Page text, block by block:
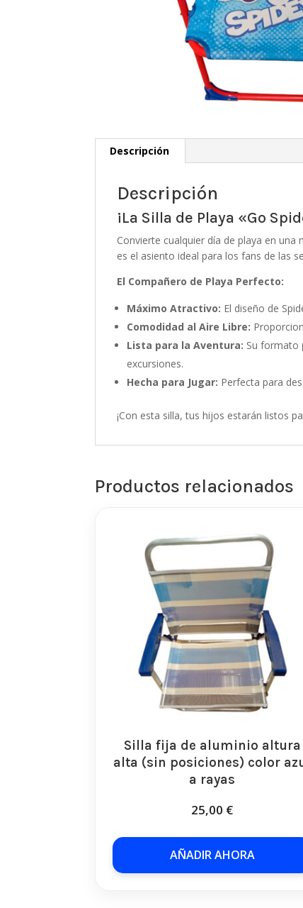
Descripción
Descripción
¡La Silla de Playa «Go
Convierte cualquier día de playa en
es el asiento ideal para los fans de las
El Compañero de Playa Perfecto:
Máximo Atractivo: El diseño de
Comodidad al Aire Libre:
Lista para la Aventura: Su formato
excursiones.
Hecha para Jugar: Perfecta para
¡Con esta silla, tus hijos estarán listos
Productos relacionados
Silla fija de aluminio altura
alta (sin posiciones) color
a rayas
25,00 €
AÑADIR AHORA